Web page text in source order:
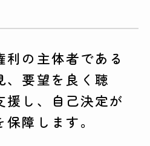
の主体者である
、要望を良く聴
援し、自己決定が
障します。